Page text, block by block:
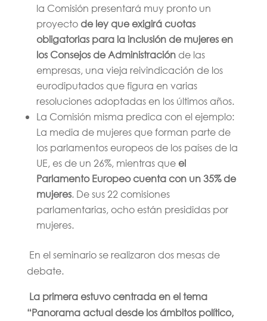
la Comisión presentará muy pronto un
proyecto de ley que exigirá cuotas
obligatorias para la inclusión de mujeres en
los Consejos de Administraciónde las
empresas, una vieja reivindicación de los
eurodiputados que figura en varias
resoluciones adoptadas en los últimos años.
La Comisión misma predica con el ejemplo:
La media de mujeres que forman parte de
los parlamentos europeos de los países de la
UE, es de un 26%, mientras queel
Parlamento Europeo cuenta con un 35% de
mujeres. De sus 22 comisiones
parlamentarias, ocho están presididas por
mujeres.
En el seminario se realizaron dos mesas de
debate.
La primera estuvo centrada en el tema
“Panorama actual desde los ámbitos político,